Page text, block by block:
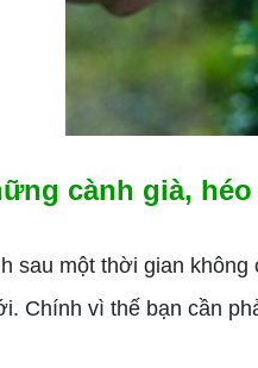
cành già, héo
một thời gian không
Chính vì thế bạn cần